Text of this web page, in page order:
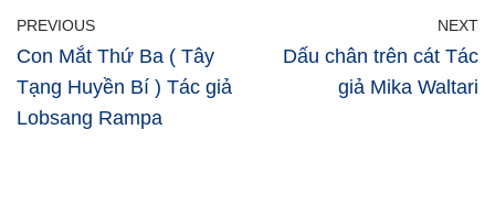
PREVIOUS
Con Mắt Thứ Ba ( Tây
Tạng Huyền Bí ) Tác giả
Lobsang Rampa
NEXT
Dấu chân trên cát Tác
giả Mika Waltari